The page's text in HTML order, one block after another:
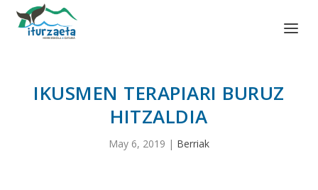
IKUSMEN TERAPIARI BURUZ
HITZALDIA
May 6, 2019 | Berriak